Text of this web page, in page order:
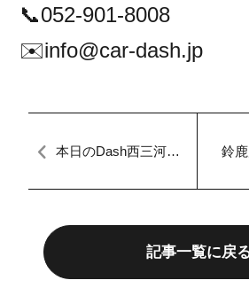
📞052-901-8008
✉️info@car-dash.jp
本日のDash西三河！
ローン！】【審査が
査通過率100！？】
【最大84回！？】
鈴
記事一覧に戻